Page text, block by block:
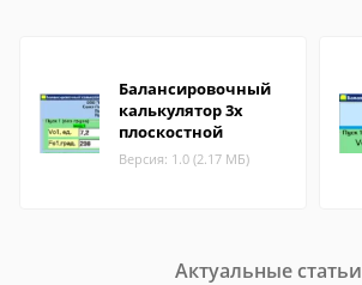
Балансировочный
калькулятор 3х
плоскостной
Версия: 1.0 (2.17 МБ)
Актуальные статьи